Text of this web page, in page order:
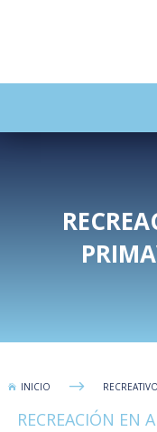
 INICIO $ RECREATIVO
RECREACIÓN EN